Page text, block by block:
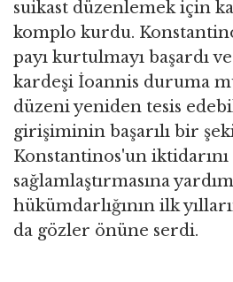
suikast düzenlemek için
komplo kurdu.
payı kurtulmayı başardı
kardeşi İoannis duruma
düzeni yeniden tesis
girişiminin başarılı bir
Konstantinos'un iktidarını
sağlamlaştırmasına
hükümdarlığının ilk
da gözler önüne serdi.